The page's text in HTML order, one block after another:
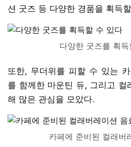
션 굿즈 등 다양한 경품을 획득
다양한 굿즈를 획
또한, 무더위를 피할 수 있는
를 함께한 마운틴 듀, 그리고 컬
해 많은 관심을 모았다.
카페에 준비된 컬래버